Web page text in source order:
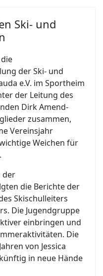
Ski- und
der Ski- und
e.V. im Sportheim
der Leitung des
Dirk Amend-
zusammen,
Vereinsjahr
Weichen für
der
die Berichte der
Skischulleiters
Die Jugendgruppe
einbringen und
Die
von Jessica
in neue Hände